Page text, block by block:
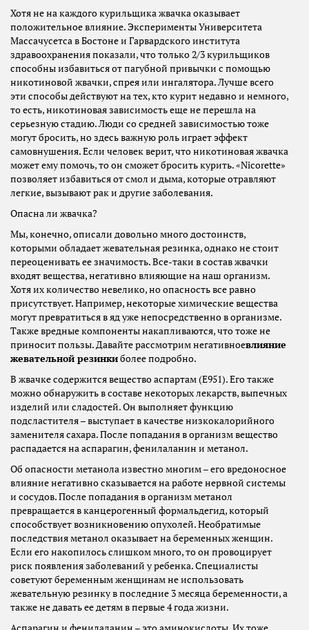
Хотя не на каждого курильщика жвачка оказывает
положительное влияние. Эксперименты Университета
Массачусетса в Бостоне и Гарвардского института
здравоохранения показали, что только 2/3 курильщиков
способны избавиться от пагубной привычки с помощью
никотиновой жвачки, спрея или ингалятора. Лучше всего
эти способы действуют на тех, кто курит недавно и немного,
то есть, никотиновая зависимость еще не перешла на
серьезную стадию. Люди со средней зависимостью тоже
могут бросить, но здесь важную роль играет эффект
самовнушения. Если человек верит, что никотиновая жвачка
может ему помочь, то он сможет бросить курить. «Nicorette»
позволяет избавиться от смол и дыма, которые отравляют
легкие, вызывают рак и другие заболевания.
Опасна ли жвачка?
Мы, конечно, описали довольно много достоинств,
которыми обладает жевательная резинка, однако не стоит
переоценивать ее значимость. Все-таки в состав жвачки
входят вещества, негативно влияющие на наш организм.
Хотя их количество невелико, но опасность все равно
присутствует. Например, некоторые химические вещества
могут превратиться в яд уже непосредственно в организме.
Также вредные компоненты накапливаются, что тоже не
приносит пользы. Давайте рассмотрим негативноевлияние
жевательной резинкиболее подробно.
В жвачке содержится вещество аспартам (Е951). Его также
можно обнаружить в составе некоторых лекарств, выпечных
изделий или сладостей. Он выполняет функцию
подсластителя – выступает в качестве низкокалорийного
заменителя сахара. После попадания в организм вещество
распадается на аспарагин, фенилаланин и метанол.
Об опасности метанола известно многим – его вредоносное
влияние негативно сказывается на работе нервной системы
и сосудов. После попадания в организм метанол
превращается в канцерогенный формальдегид, который
способствует возникновению опухолей. Необратимые
последствия метанол оказывает на беременных женщин.
Если его накопилось слишком много, то он провоцирует
риск появления заболеваний у ребенка. Специалисты
советуют беременным женщинам не использовать
жевательную резинку в последние 3 месяца беременности, а
также не давать ее детям в первые 4 года жизни.